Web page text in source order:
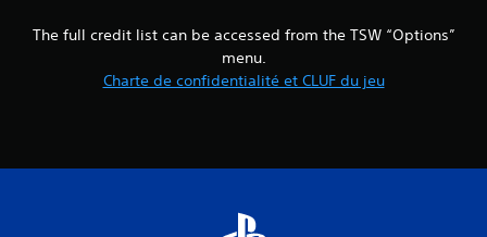
The full credit list can be accessed from the TSW “Options”
menu.
Charte de confidentialité et CLUF du jeu